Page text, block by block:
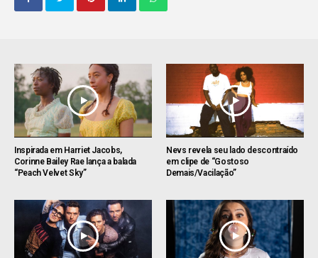
Inspirada em Harriet Jacobs,
Corinne Bailey Rae lança a balada
“Peach Velvet Sky”
Nevs revela seu lado descontraído
em clipe de “Gostoso
Demais/Vacilação”